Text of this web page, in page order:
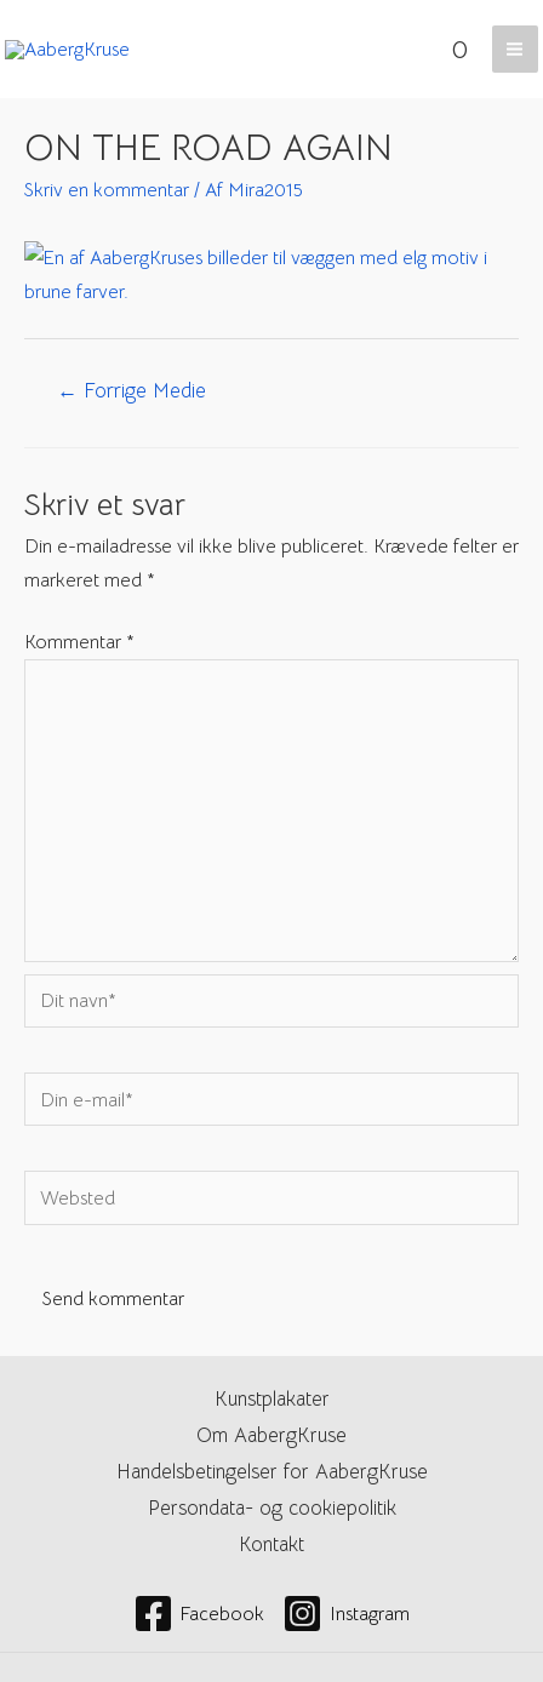
til
0
ON THE ROAD AGAIN
Skriv en kommentar / Af Mira2015
Indlægsnavigation
← Forrige Medie
Skriv et svar
Din e-mailadresse vil ikke blive publiceret. Krævede felter er
markeret med *
Kommentar *
Dit
navn*
Din
e-
Websted
Kunstplakater
Om AabergKruse
Handelsbetingelser for AabergKruse
Persondata- og cookiepolitik
Kontakt
Facebook Instagram